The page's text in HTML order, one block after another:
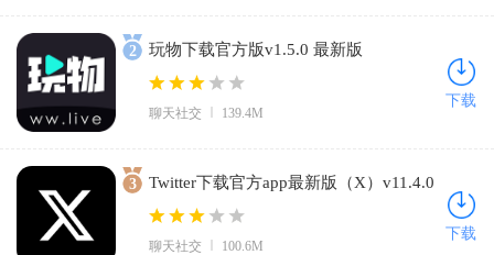
2 玩物下载官方版v1.5.0 最新版
聊天社交 139.4M
下载
3
Twitter下载官方app最新版（X）v11.4.0
手机版
聊天社交 100.6M
下载